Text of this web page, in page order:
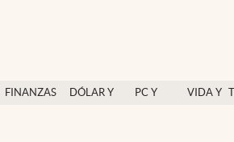
FINANZAS
DÓLAR Y
PC Y
VIDA Y